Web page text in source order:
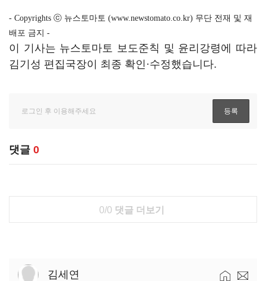
- Copyrights ⓒ 뉴스토마토 (www.newstomato.co.kr) 무단 전재 및 재
배포 금지 -
이 기사는 뉴스토마토 보도준칙 및 윤리강령에 따라
김기성 편집국장이 최종 확인·수정했습니다.
댓글 0
0/0 댓글 더보기
김세연